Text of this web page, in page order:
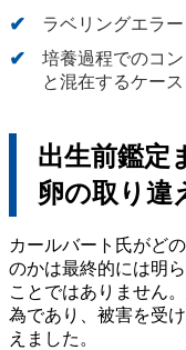
ラベリングエラ
培養過程でのコ
と混在するケース
出生前鑑定
卵の取り違
カールバート氏がど
のかは最終的には明
ことではありません
為であり、被害を受
えました。